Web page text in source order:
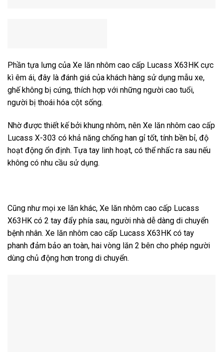
Phần tựa lưng của Xe lăn nhôm cao cấp Lucass X63HK cực
kì êm ái, đây là đánh giá của khách hàng sử dụng mẫu xe,
ghế không bị cứng, thích hợp với những người cao tuổi,
người bị thoái hóa cột sống.
Nhờ được thiết kế bởi khung nhôm, nên Xe lăn nhôm cao cấp
Lucass X-303 có khả năng chống han gỉ tốt, tính bền bỉ, độ
hoạt động ổn định. Tựa tay linh hoạt, có thể nhấc ra sau nếu
không có nhu cầu sử dụng.
Cũng như mọi xe lăn khác, Xe lăn nhôm cao cấp Lucass
X63HK có 2 tay đẩy phía sau, người nhà dễ dàng di chuyển
bệnh nhân. Xe lăn nhôm cao cấp Lucass X63HK có tay
phanh đảm bảo an toàn, hai vòng lăn 2 bên cho phép người
dùng chủ động hơn trong di chuyển.